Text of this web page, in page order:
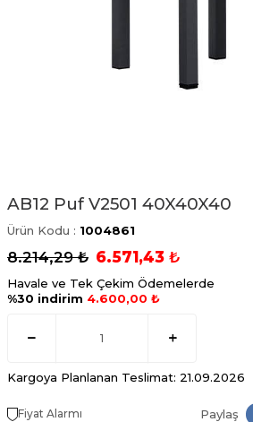
AB12 Puf V2501 40X40X40
Ürün Kodu : 1004861
8.214,29₺ 6.571,43 ₺
Havale ve Tek Çekim Ödemelerde
%30 indirim 4.600,00 ₺
Kargoya Planlanan Teslimat: 21.09.2026
Fiyat Alarmı Paylaş